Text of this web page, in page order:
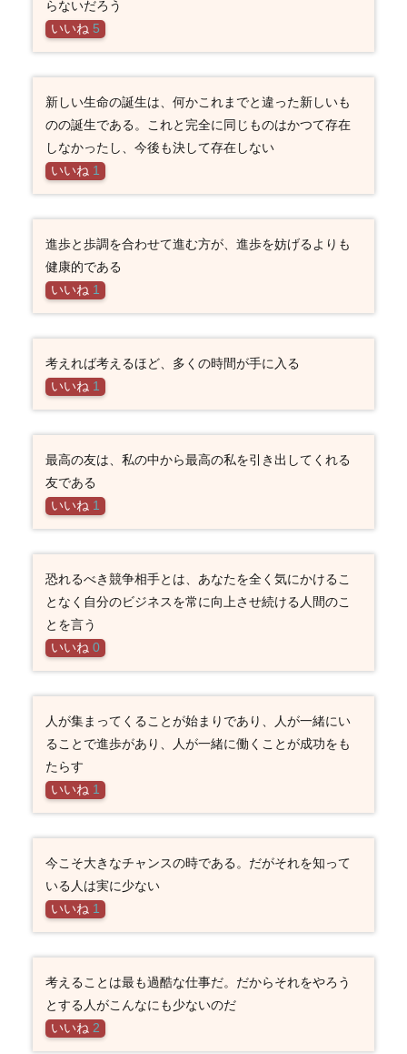
らないだろう
いいね 5
新しい生命の誕生は、何かこれまでと違った新しいも
のの誕生である。これと完全に同じものはかつて存在
しなかったし、今後も決して存在しない
いいね 1
進歩と歩調を合わせて進む方が、進歩を妨げるよりも
健康的である
いいね 1
考えれば考えるほど、多くの時間が手に入る
いいね 1
最高の友は、私の中から最高の私を引き出してくれる
友である
いいね 1
恐れるべき競争相手とは、あなたを全く気にかけるこ
となく自分のビジネスを常に向上させ続ける人間のこ
とを言う
いいね 0
人が集まってくることが始まりであり、人が一緒にい
ることで進歩があり、人が一緒に働くことが成功をも
たらす
いいね 1
今こそ大きなチャンスの時である。だがそれを知って
いる人は実に少ない
いいね 1
考えることは最も過酷な仕事だ。だからそれをやろう
とする人がこんなにも少ないのだ
いいね 2